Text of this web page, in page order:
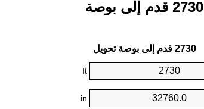
2730 قدم إلى بوصة
2730 قدم إلى بوصة تحويل
ft
in